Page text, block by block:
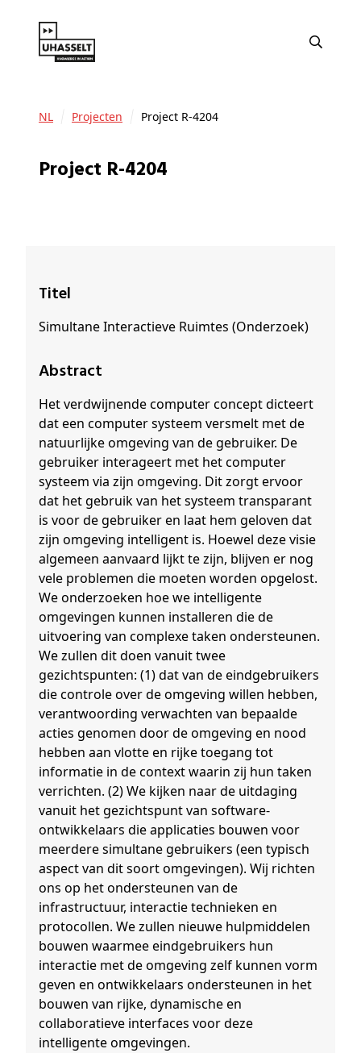
NL Projecten Project R-4204
Project R-4204
Titel
Simultane Interactieve Ruimtes (Onderzoek)
Abstract
Het verdwijnende computer concept dicteert
dat een computer systeem versmelt met de
natuurlijke omgeving van de gebruiker. De
gebruiker interageert met het computer
systeem via zijn omgeving. Dit zorgt ervoor
dat het gebruik van het systeem transparant
is voor de gebruiker en laat hem geloven dat
zijn omgeving intelligent is. Hoewel deze visie
algemeen aanvaard lijkt te zijn, blijven er nog
vele problemen die moeten worden opgelost.
We onderzoeken hoe we intelligente
omgevingen kunnen installeren die de
uitvoering van complexe taken ondersteunen.
We zullen dit doen vanuit twee
gezichtspunten: (1) dat van de eindgebruikers
die controle over de omgeving willen hebben,
verantwoording verwachten van bepaalde
acties genomen door de omgeving en nood
hebben aan vlotte en rijke toegang tot
informatie in de context waarin zij hun taken
verrichten. (2) We kijken naar de uitdaging
vanuit het gezichtspunt van software-
ontwikkelaars die applicaties bouwen voor
meerdere simultane gebruikers (een typisch
aspect van dit soort omgevingen). Wij richten
ons op het ondersteunen van de
infrastructuur, interactie technieken en
protocollen. We zullen nieuwe hulpmiddelen
bouwen waarmee eindgebruikers hun
interactie met de omgeving zelf kunnen vorm
geven en ontwikkelaars ondersteunen in het
bouwen van rijke, dynamische en
collaboratieve interfaces voor deze
intelligente omgevingen.